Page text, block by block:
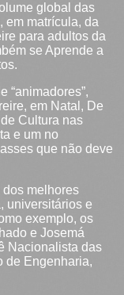
global das
em matrícula, da
para adultos da
se Aprende a
“animadores”,
em Natal, De
Cultura nas
e um no
que não deve
dos melhores
universitários e
exemplo, os
e Josemá
Nacionalista das
de Engenharia,